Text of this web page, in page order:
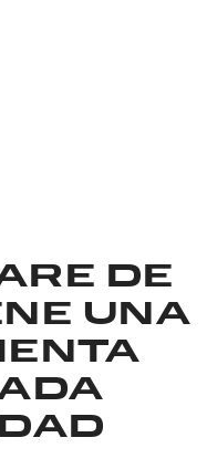
DE
UNA